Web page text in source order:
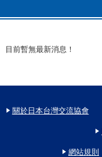
目前暫無最新消息！
關於日本台灣交流協會
網站規則